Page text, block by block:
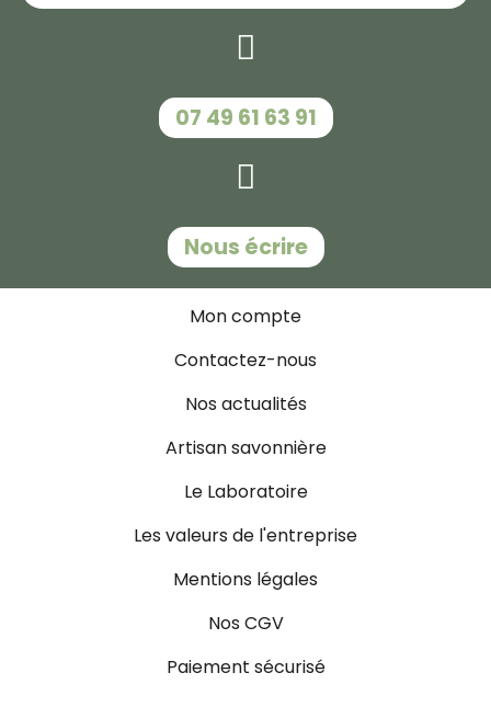
‭07 49 61 63 91‬
Nous écrire
Mon compte
Contactez-nous
Nos actualités
Artisan savonnière
Le Laboratoire
Les valeurs de l'entreprise
Mentions légales
Nos CGV
Paiement sécurisé